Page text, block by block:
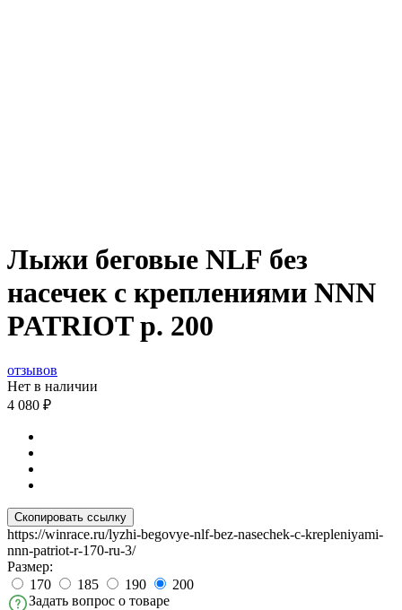
Лыжи беговые NLF без
насечек c креплениями NNN
PATRIOT р. 200
отзывов
Нет в наличии
4 080 ₽
Скопировать ссылку
https://winrace.ru/lyzhi-begovye-nlf-bez-nasechek-c-krepleniyami-
nnn-patriot-r-170-ru-3/
Размер:
170
185 190
200
Задать вопрос о товаре